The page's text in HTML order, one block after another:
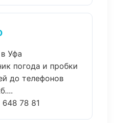
Уфа
погода и пробки
до телефонов
78 81